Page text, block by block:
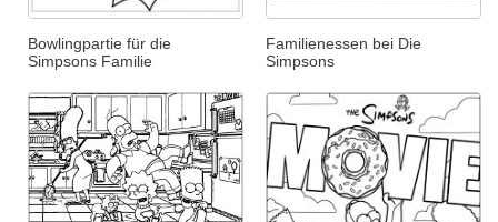
Bowlingpartie für die
Simpsons Familie
Familienessen bei Die
Simpsons